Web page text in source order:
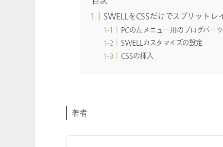
SWELLをCSSだけでスプリット
PCの左メニュー用のブログパー
SWELLカスタマイズの設定
CSSの挿入
著者